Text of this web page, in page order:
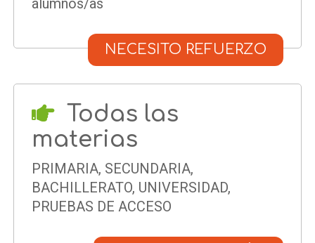
NECESITO REFUERZO
Todas las
materias
PRIMARIA, SECUNDARIA,
BACHILLERATO, UNIVERSIDAD,
PRUEBAS DE ACCESO